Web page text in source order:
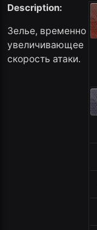
Description:
Зелье, временно
увеличивающее
скорость атаки.